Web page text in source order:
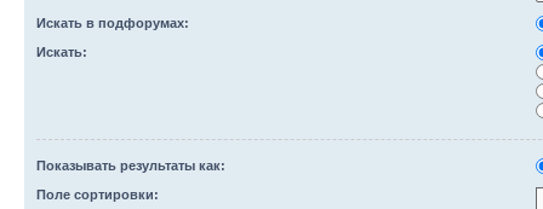
Искать в подфорумах:
Искать:
Показывать результаты как:
Поле сортировки: